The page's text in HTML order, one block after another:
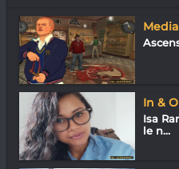
In &
Isa
le n...